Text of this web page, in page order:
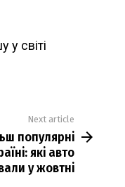
у світі
Next article
популярні
які авто
у жовтні